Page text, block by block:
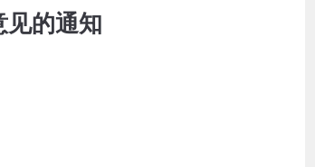
见的通知